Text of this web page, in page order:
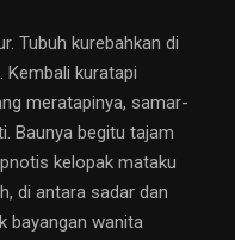
Tubuh kurebahkan di
Kembali kuratapi
meratapinya, samar-
Baunya begitu tajam
kelopak mataku
di antara sadar dan
bayangan wanita